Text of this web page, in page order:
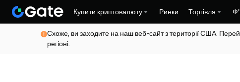
Купити криптовалюту Ринки Торгівля
Схоже, ви заходите на наш веб-сайт з території США.
регіоні.